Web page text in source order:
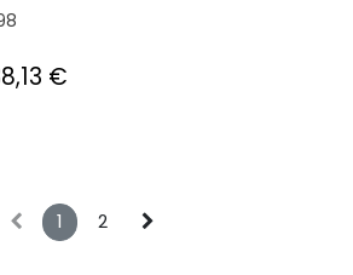
€
1 2